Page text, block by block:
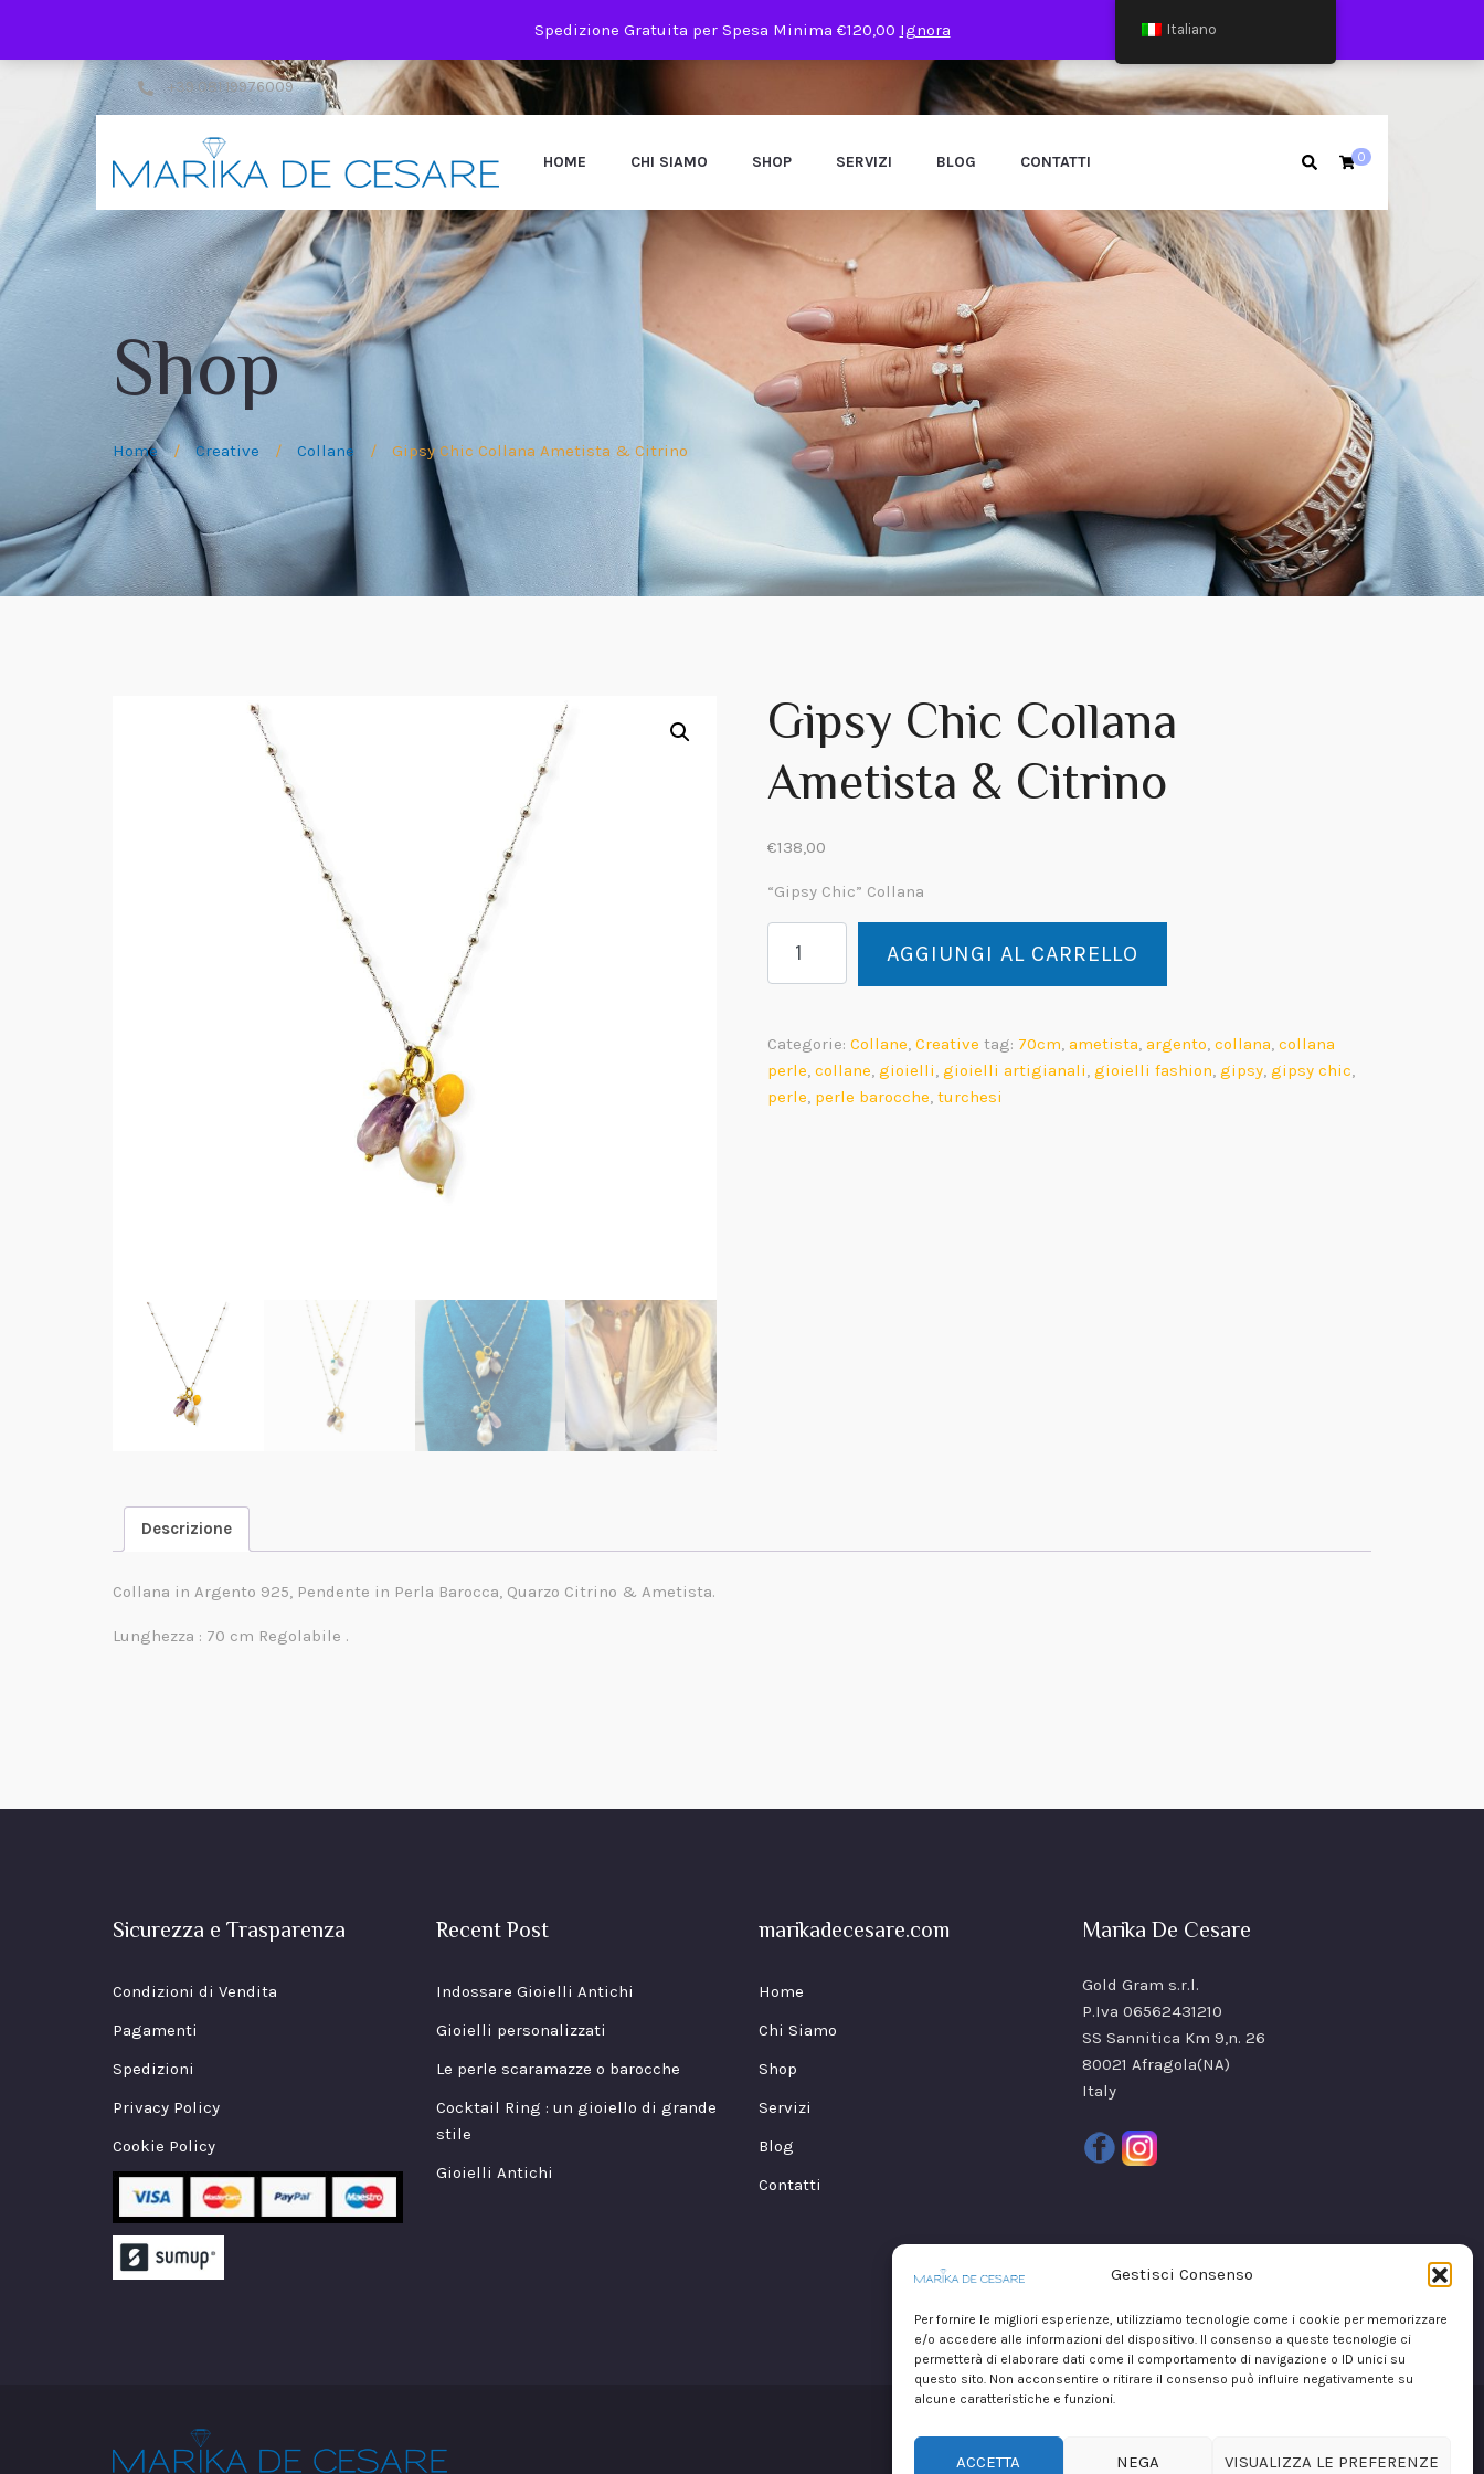
Gestisci Consenso
Per fornire le migliori esperienze, utilizziamo tecnologie come i cookie per memorizzare
e/o accedere alle informazioni del dispositivo. Il consenso a queste tecnologie ci
permetterà di elaborare dati come il comportamento di navigazione o ID unici su
questo sito. Non acconsentire o ritirare il consenso può influire negativamente su
alcune caratteristiche e funzioni.
ACCETTA NEGA VISUALIZZA LE PREFERENZE
Spedizione Gratuita per Spesa Minima €120,00 Ignora
+39 081 19976009
HOME CHI SIAMO SHOP SERVIZI BLOG CONTATTI 0
Shop
Home / Creative / Collane / Gipsy Chic Collana Ametista & Citrino
Gipsy Chic Collana
Ametista & Citrino
€138,00
“Gipsy Chic” Collana
Chic
Collana
&
Citrino
quantità
AGGIUNGI AL CARRELLO
Categorie: Collane, Creative tag: 70cm, ametista, argento, collana, collana
perle, collane, gioielli, gioielli artigianali, gioielli fashion, gipsy, gipsy chic,
perle, perle barocche, turchesi
Descrizione
Collana in Argento 925, Pendente in Perla Barocca, Quarzo Citrino & Ametista.
Lunghezza : 70 cm Regolabile .
Sicurezza e Trasparenza
Condizioni di Vendita
Pagamenti
Spedizioni
Privacy Policy
Cookie Policy
Recent Post
Indossare Gioielli Antichi
Gioielli personalizzati
Le perle scaramazze o barocche
Cocktail Ring : un gioiello di grande
stile
Gioielli Antichi
marikadecesare.com
Home
Chi Siamo
Shop
Servizi
Blog
Contatti
Marika De Cesare
Gold Gram s.r.l.
P.Iva 06562431210
SS Sannitica Km 9,n. 26
80021 Afragola(NA)
Italy
Italiano